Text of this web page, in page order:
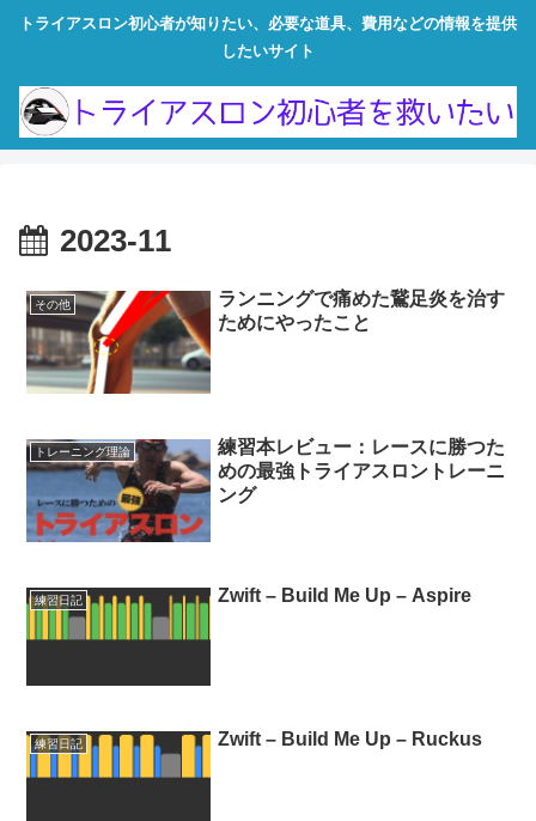
トライアスロン初心者が知りたい、必要な道具、費用などの情報を提供
したいサイト
2023-11
その他
ランニングで痛めた鵞足炎を治す
ためにやったこと
トレーニング理論
練習本レビュー：レースに勝つた
めの最強トライアスロントレーニ
ング
練習日記 Zwift – Build Me Up – Aspire
練習日記 Zwift – Build Me Up – Ruckus